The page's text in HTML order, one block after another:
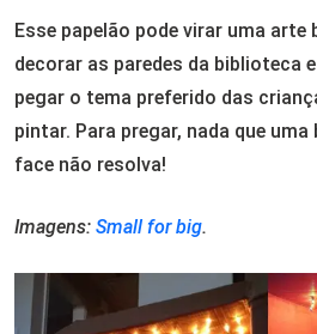
Esse papelão pode virar uma arte
decorar as paredes da biblioteca
pegar o tema preferido das
pintar. Para pregar, nada que
face não resolva!
Imagens: Small for big.